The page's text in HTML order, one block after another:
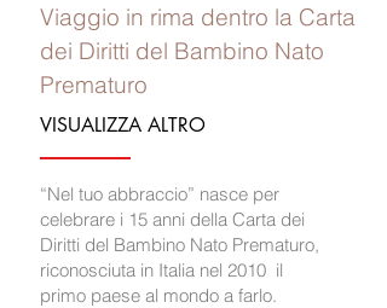
Viaggio in rima dentro la Carta
dei Diritti del Bambino Nato
Prematuro
VISUALIZZA ALTRO
“Nel tuo abbraccio” nasce per
celebrare i 15 anni della Carta dei
Diritti del Bambino Nato Prematuro,
riconosciuta in Italia nel 2010 il
primo paese al mondo a farlo.